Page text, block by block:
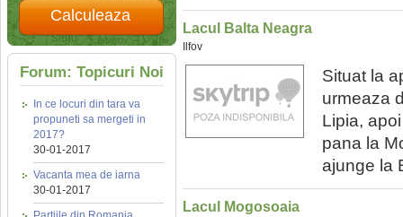
Calculeaza
Forum: Topicuri Noi
In ce locuri din tara va
propuneti sa mergeti in
2017?
30-01-2017
Vacanta mea de iarna
30-01-2017
Lacul Balta Neagra
Ilfov
Situat la
urmeaza
Lipia,
pana la
ajunge la
Lacul Mogosoaia